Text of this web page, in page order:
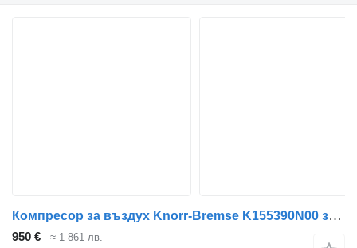
Компресор за въздух Knorr-Bremse K155390N00 за камион Scania
950 € ≈ 1 861 лв.